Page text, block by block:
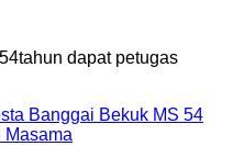
Banggai Bekuk MS 54
Masama